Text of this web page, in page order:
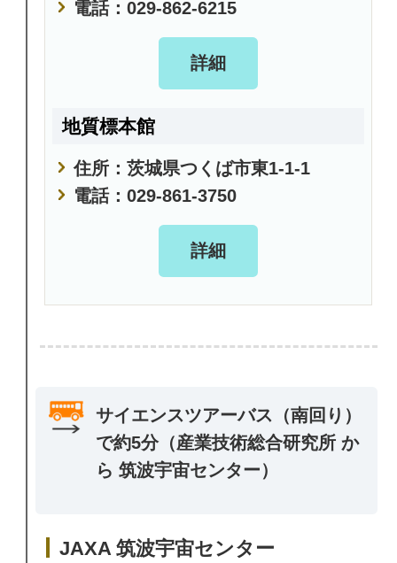
電話：029-862-6215
詳細
地質標本館
住所：茨城県つくば市東1-1-1
電話：029-861-3750
詳細
サイエンスツアーバス（南回り）
で約5分（産業技術総合研究所 か
ら 筑波宇宙センター）
JAXA 筑波宇宙センター